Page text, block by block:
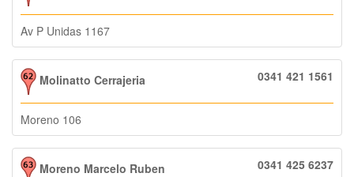
Av P Unidas 1167
Molinatto Cerrajeria 0341 421 1561
Moreno 106
Moreno Marcelo Ruben 0341 425 6237